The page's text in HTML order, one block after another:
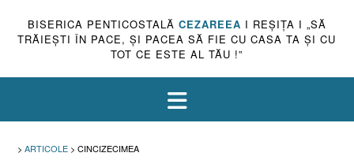
BISERICA PENTICOSTALĂ CEZAREEA I REŞIŢA I „SĂ
TRĂIEŞTI ÎN PACE, ŞI PACEA SĂ FIE CU CASA TA ŞI CU
TOT CE ESTE AL TĂU !”
> ARTICOLE > CINCIZECIMEA